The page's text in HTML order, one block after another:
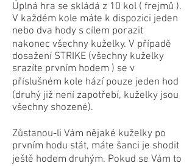
​Úplná hra se skládá z 10 kol ( frejmů ).
V každém kole máte k dispozici jeden
nebo dva hody s cílem porazit
nakonec všechny kuželky. V případě
dosažení STRIKE (všechny kuželky
srazíte prvním hodem ) se v
příslušném kole hází pouze jeden hod
(druhý již není zapotřebí, kuželky jsou
všechny shozené).
Zůstanou-li Vám nějaké kuželky po
prvním hodu stát, máte šanci je shodit
ještě hodem druhým. Pokud se Vám to